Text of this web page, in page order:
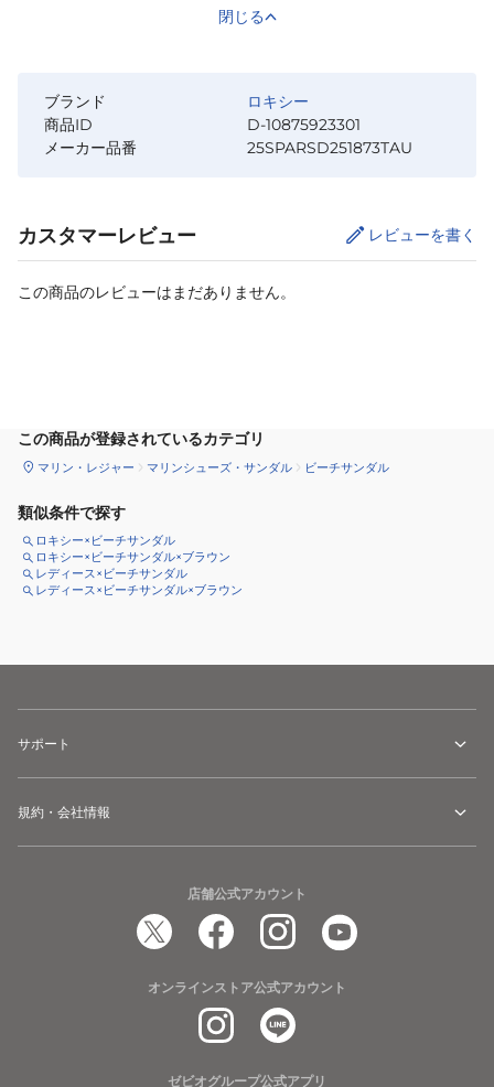
閉じる
ブランド
ロキシー
商品ID
D-10875923301
メーカー品番
25SPARSD251873TAU
カスタマーレビュー レビューを書く
この商品のレビューはまだありません。
この商品が登録されているカテゴリ
マリン・レジャー マリンシューズ・サンダル ビーチサンダル
類似条件で探す
ロキシー×ビーチサンダル
ロキシー×ビーチサンダル×ブラウン
レディース×ビーチサンダル
レディース×ビーチサンダル×ブラウン
サポート
規約・会社情報
店舗公式アカウント
オンラインストア公式アカウント
ゼビオグループ公式アプリ